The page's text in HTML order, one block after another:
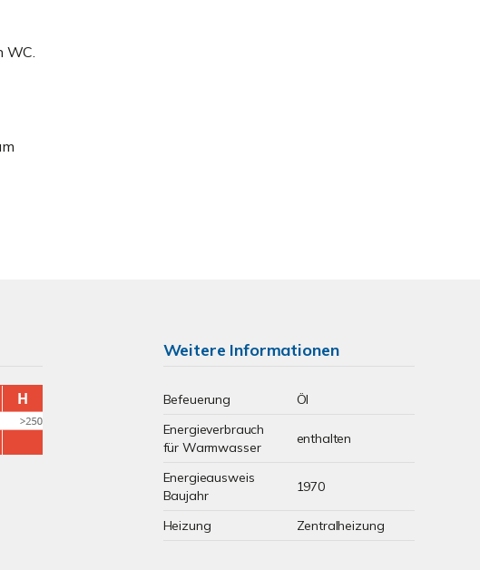
WC.
Weitere Informationen
Befeuerung
Öl
Energieverbrauch
für Warmwasser
enthalten
Energieausweis
Baujahr
1970
Heizung Zentralheizung